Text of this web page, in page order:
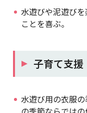
水遊びや泥遊び
ことを喜ぶ。
子育て支援
水遊び用の衣服